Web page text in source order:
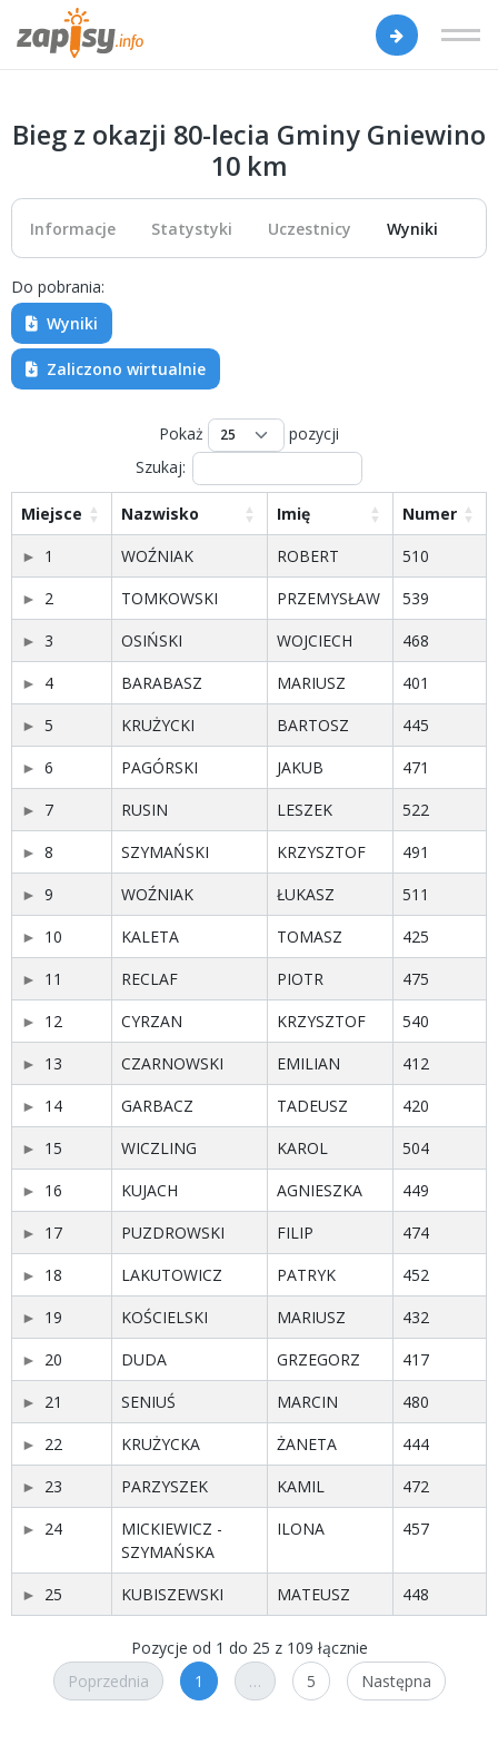
Bieg z okazji 80-lecia Gminy Gniewino
10 km
Informacje Statystyki Uczestnicy Wyniki
Do pobrania:
Wyniki
Zaliczono wirtualnie
Pokaż
pozycji
Szukaj:
Miejsce Nazwisko Imię
Numer
1
WOŹNIAK ROBERT
510
2
TOMKOWSKI PRZEMYSŁAW
539
3
OSIŃSKI WOJCIECH
468
4
BARABASZ MARIUSZ
401
5
KRUŻYCKI BARTOSZ
445
6
PAGÓRSKI JAKUB
471
7
RUSIN LESZEK
522
8
SZYMAŃSKI KRZYSZTOF
491
9
WOŹNIAK ŁUKASZ
511
10
KALETA TOMASZ
425
11
RECLAF PIOTR
475
12
CYRZAN KRZYSZTOF
540
13
CZARNOWSKI EMILIAN
412
14
GARBACZ TADEUSZ
420
15
WICZLING KAROL
504
16
KUJACH AGNIESZKA
449
17
PUZDROWSKI FILIP
474
18
LAKUTOWICZ PATRYK
452
19
KOŚCIELSKI MARIUSZ
432
20
DUDA GRZEGORZ
417
21
SENIUŚ MARCIN
480
22
KRUŻYCKA ŻANETA
444
23
PARZYSZEK KAMIL
472
24
MICKIEWICZ -
SZYMAŃSKA
ILONA 457
25 KUBISZEWSKI MATEUSZ 448
Pozycje od 1 do 25 z 109 łącznie
Poprzednia
1 … 5 Następna